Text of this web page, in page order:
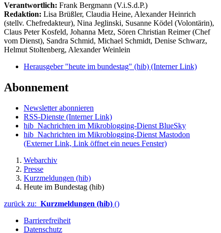
Verantwortlich: Frank Bergmann (V.i.S.d.P.)
Redaktion: Lisa Brüßler, Claudia Heine, Alexander Heinrich
(stellv. Chefredakteur), Nina Jeglinski, Susanne Ködel (Volontärin),
Claus Peter Kosfeld, Johanna Metz, Sören Christian Reimer (Chef
vom Dienst), Sandra Schmid, Michael Schmidt, Denise Schwarz,
Helmut Stoltenberg, Alexander Weinlein
Herausgeber "heute im bundestag" (hib) (Interner Link)
Abonnement
Newsletter abonnieren
RSS-Dienste (Interner Link)
hib_Nachrichten im Mikroblogging-Dienst BlueSky
hib_Nachrichten im Mikroblogging-Dienst Mastodon
(Externer Link, Link öffnet ein neues Fenster)
Webarchiv
Presse
Kurzmeldungen (hib)
Heute im Bundestag (hib)
zurück zu: Kurzmeldungen (hib) ()
Barrierefreiheit
Datenschutz